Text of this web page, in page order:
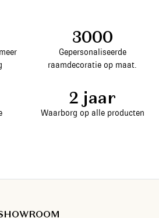
3000
Gepersonaliseerde
raamdecoratie op maat.
2 jaar
Waarborg op alle producten